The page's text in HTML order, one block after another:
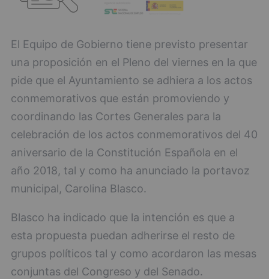
El Equipo de Gobierno tiene previsto presentar
una proposición en el Pleno del viernes en la que
pide que el Ayuntamiento se adhiera a los actos
conmemorativos que están promoviendo y
coordinando las Cortes Generales para la
celebración de los actos conmemorativos del 40
aniversario de la Constitución Española en el
año 2018, tal y como ha anunciado la portavoz
municipal, Carolina Blasco.
Blasco ha indicado que la intención es que a
esta propuesta puedan adherirse el resto de
grupos políticos tal y como acordaron las mesas
conjuntas del Congreso y del Senado.